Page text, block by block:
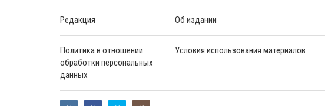
Редакция Об издании
Политика в отношении
обработки персональных
данных
Условия использования материалов